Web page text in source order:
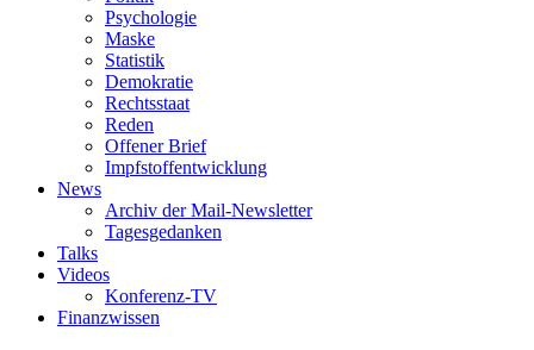
Psychologie
Maske
Statistik
Demokratie
Rechtsstaat
Reden
Offener Brief
Impfstoffentwicklung
News
Archiv der Mail-Newsletter
Tagesgedanken
Talks
Videos
Konferenz-TV
Finanzwissen